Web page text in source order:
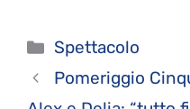
Categorie
Spettacolo
Pomeriggio